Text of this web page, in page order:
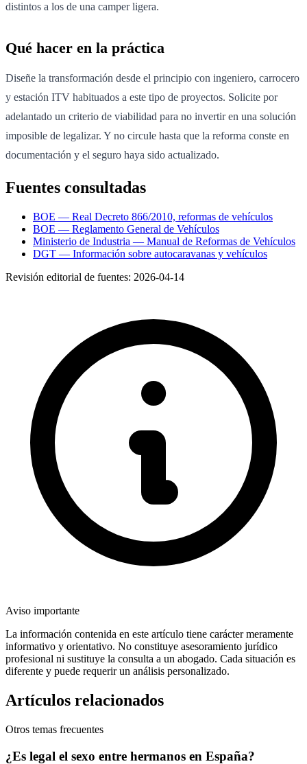
distintos a los de una camper ligera.
Qué hacer en la práctica
Diseñe la transformación desde el principio con ingeniero, carrocero
y estación ITV habituados a este tipo de proyectos. Solicite por
adelantado un criterio de viabilidad para no invertir en una solución
imposible de legalizar. Y no circule hasta que la reforma conste en
documentación y el seguro haya sido actualizado.
Fuentes consultadas
BOE — Real Decreto 866/2010, reformas de vehículos
BOE — Reglamento General de Vehículos
Ministerio de Industria — Manual de Reformas de Vehículos
DGT — Información sobre autocaravanas y vehículos
Revisión editorial de fuentes: 2026-04-14
Aviso importante
La información contenida en este artículo tiene carácter meramente
informativo y orientativo. No constituye asesoramiento jurídico
profesional ni sustituye la consulta a un abogado. Cada situación es
diferente y puede requerir un análisis personalizado.
Artículos relacionados
Otros temas frecuentes
¿Es legal el sexo entre hermanos en España?